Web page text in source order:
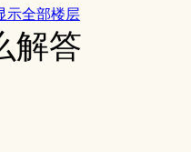
示全部楼层
解答